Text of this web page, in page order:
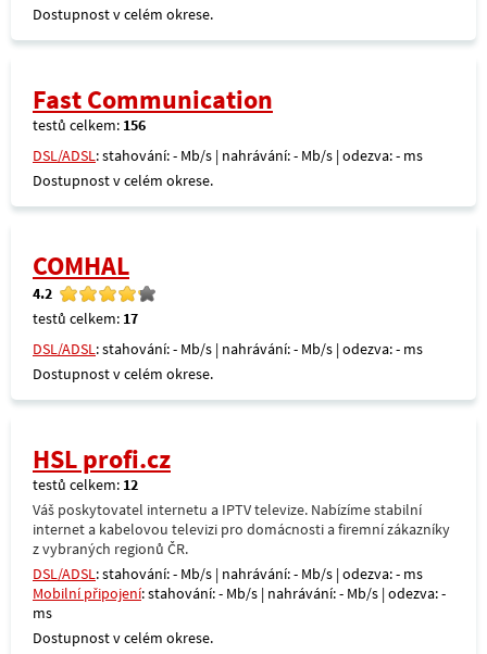
Dostupnost v celém okrese.
Fast Communication
testů celkem: 156
DSL/ADSL: stahování: - Mb/s | nahrávání: - Mb/s | odezva: - ms
Dostupnost v celém okrese.
COMHAL
4.2
testů celkem: 17
DSL/ADSL: stahování: - Mb/s | nahrávání: - Mb/s | odezva: - ms
Dostupnost v celém okrese.
HSL profi.cz
testů celkem: 12
Váš poskytovatel internetu a IPTV televize. Nabízíme stabilní
internet a kabelovou televizi pro domácnosti a firemní zákazníky
z vybraných regionů ČR.
DSL/ADSL: stahování: - Mb/s | nahrávání: - Mb/s | odezva: - ms
Mobilní připojení: stahování: - Mb/s | nahrávání: - Mb/s | odezva: -
ms
Dostupnost v celém okrese.